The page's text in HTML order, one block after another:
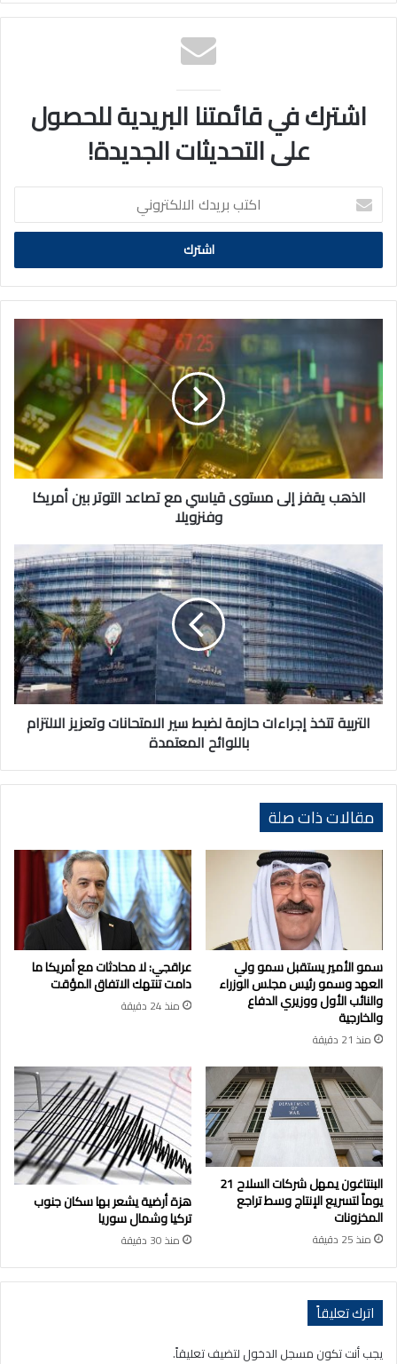
اشترك في قائمتنا البريدية للحصول
على التحديثات الجديدة!
اكتب
بريدك
الالكتروني
إلى
مستوى
قياسي
مع
تصاعد
التوتر
بين
أمريكاالذهب يقفز إلى مستوى قياسي مع تصاعد التوتر بين أمريكا
وفنزويلا
تتخذ
إجراءات
حازمة
لضبط
سير
الامتحانات
وتعزيز
الالتزام
باللوائح
المعتمدة
التربية تتخذ إجراءات حازمة لضبط سير الامتحانات وتعزيز الالتزام
باللوائح المعتمدة
مقالات ذات صلة
سمو الأمير يستقبل سمو ولي
العهد وسمو رئيس مجلس الوزراء
والنائب الأول ووزيري الدفاع
والخارجية
منذ 21 دقيقة
عراقجي: لا محادثات مع أمريكا ما
دامت تنتهك الاتفاق المؤقت
منذ 24 دقيقة
البنتاغون يمهل شركات السلاح 21
يوماً لتسريع الإنتاج وسط تراجع
المخزونات
منذ 25 دقيقة
هزة أرضية يشعر بها سكان جنوب
تركيا وشمال سوريا
منذ 30 دقيقة
اترك تعليقاً
يجب أنت تكون مسجل الدخول لتضيف تعليقاً.